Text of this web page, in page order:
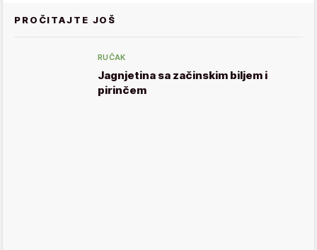
PROČITAJTE JOŠ
RUČAK
Jagnjetina sa začinskim biljem i
pirinčem